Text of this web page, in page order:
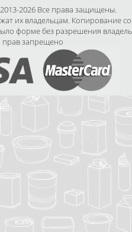
2026 Все права защищены.
их владельцам. Копирование
форме без разрешения
прав запрещено